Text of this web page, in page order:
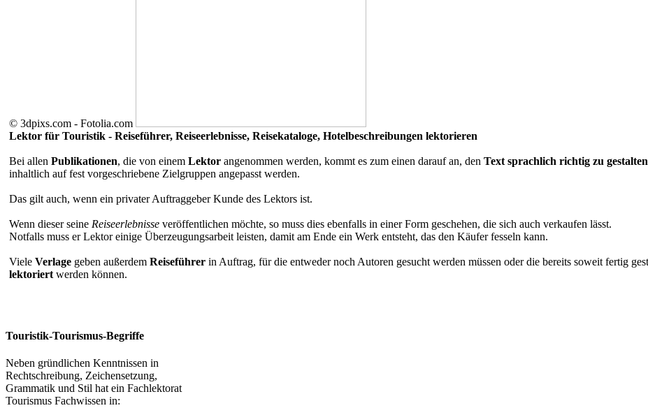
© 3dpixs.com - Fotolia.com
Lektor für Touristik - Reiseführer, Reiseerlebnisse, Reisekataloge, Hotelbeschreibungen lektorieren
Bei allen Publikationen, die von einem Lektor angenommen werden, kommt es zum einen darauf an, den Text sprachlich richtig zu gestalten
inhaltlich auf fest vorgeschriebene Zielgruppen angepasst werden.
Das gilt auch, wenn ein privater Auftraggeber Kunde des Lektors ist.
Wenn dieser seine Reiseerlebnisse veröffentlichen möchte, so muss dies ebenfalls in einer Form geschehen, die sich auch verkaufen lässt.
Notfalls muss er Lektor einige Überzeugungsarbeit leisten, damit am Ende ein Werk entsteht, das den Käufer fesseln kann.
Viele Verlage geben außerdem Reiseführer in Auftrag, für die entweder noch Autoren gesucht werden müssen oder die bereits soweit fertig
lektoriert werden können.
Touristik-Tourismus-Begriffe
Neben gründlichen Kenntnissen in
Rechtschreibung, Zeichensetzung,
Grammatik und Stil hat ein Fachlektorat
Tourismus Fachwissen in: